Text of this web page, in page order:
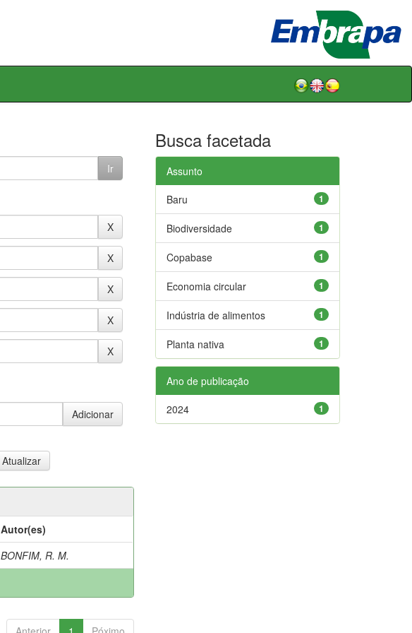
Autor(es)
BONFIM, R. M.
Busca facetada
Assunto
1
Baru
1
Biodiversidade
1
Copabase
1
Economia circular
1
Indústria de alimentos
1
Planta nativa
Ano de publicação
1
2024